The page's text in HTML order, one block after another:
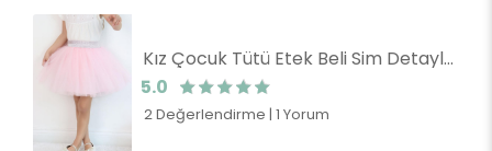
Kız Çocuk Tütü Etek Beli Sim Detaylı Lastikli Pembe (5-10 Yaş)
5.0
2 Değerlendirme | 1 Yorum